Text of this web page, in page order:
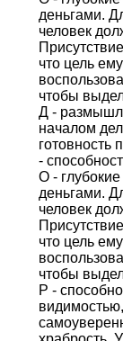
деньгами.
человек
что цель
чтобы
Д -
началом
готовность
-
О -
деньгами.
человек
что цель
чтобы
Р -